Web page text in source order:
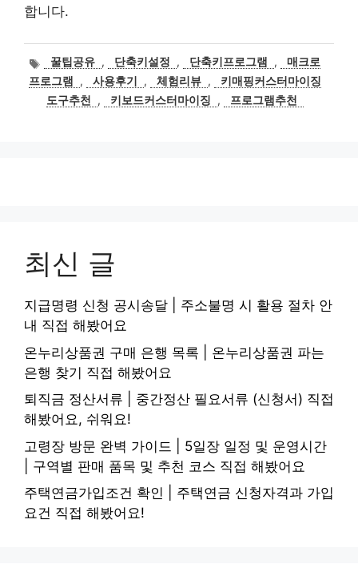
합니다.
태
그
꿀팁공유 , 단축키설정 , 단축키프로그램 ,
매크로
프로그램
, 사용후기 , 체험리뷰 ,
키매핑커스터마이징
도구추천
, 키보드커스터마이징 , 프로그램추천
최신 글
지급명령 신청 공시송달 | 주소불명 시 활용 절차 안
내 직접 해봤어요
온누리상품권 구매 은행 목록 | 온누리상품권 파는
은행 찾기 직접 해봤어요
퇴직금 정산서류 | 중간정산 필요서류 (신청서) 직접
해봤어요, 쉬워요!
고령장 방문 완벽 가이드 | 5일장 일정 및 운영시간
| 구역별 판매 품목 및 추천 코스 직접 해봤어요
주택연금가입조건 확인 | 주택연금 신청자격과 가입
요건 직접 해봤어요!